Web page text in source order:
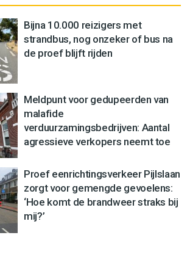
Bijna 10.000 reizigers met
strandbus, nog onzeker of bus na
de proef blijft rijden
Meldpunt voor gedupeerden van
malafide
verduurzamingsbedrijven: Aantal
agressieve verkopers neemt toe
Proef eenrichtingsverkeer Pijlslaan
zorgt voor gemengde gevoelens:
‘Hoe komt de brandweer straks bij
mij?’